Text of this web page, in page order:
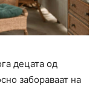
децата од
забораваат на